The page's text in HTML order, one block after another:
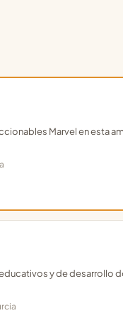
Marvel en esta
y de desarrollo